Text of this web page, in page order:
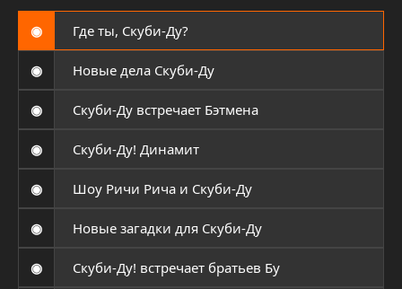
◉ Где ты, Скуби-Ду?
◉ Новые дела Скуби-Ду
◉ Скуби-Ду встречает Бэтмена
◉ Скуби-Ду! Динамит
◉ Шоу Ричи Рича и Скуби-Ду
◉ Новые загадки для Скуби-Ду
◉ Скуби-Ду! встречает братьев Бу